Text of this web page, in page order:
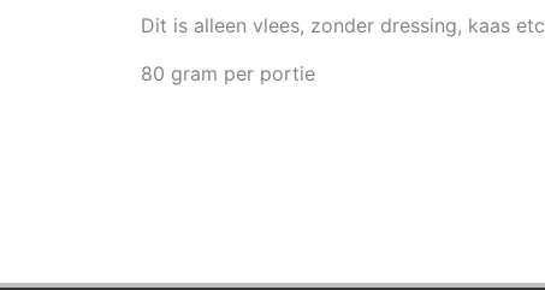
Dit is alleen vlees, zonder dressing, kaas etc
80 gram per portie